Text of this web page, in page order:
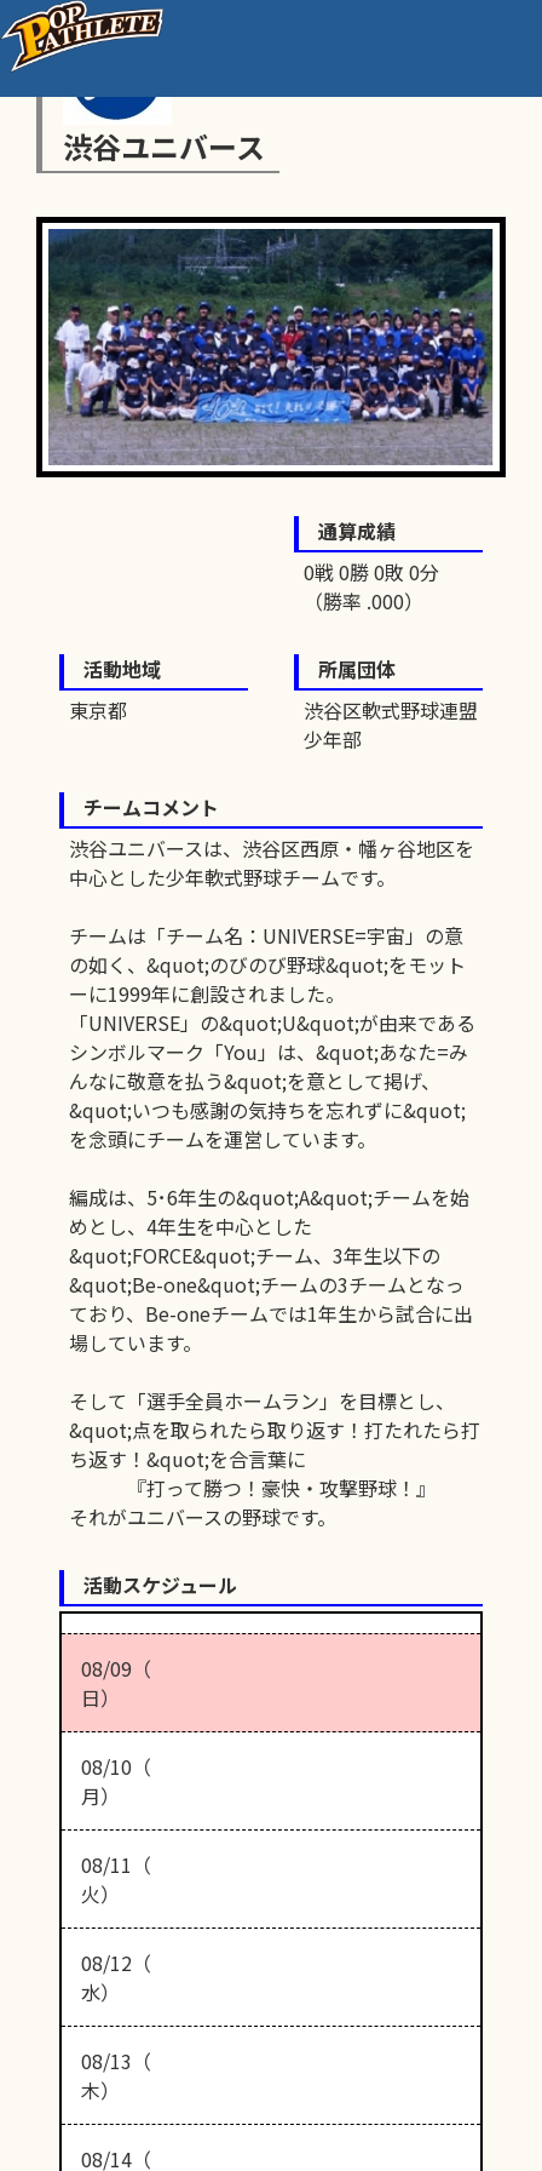
渋谷ユニバース
通算成績
0戦 0勝 0敗 0分
（勝率 .000）
活動地域
東京都
所属団体
渋谷区軟式野球連盟
少年部
チームコメント
渋谷ユニバースは、渋谷区西原・幡ヶ谷地区を
中心とした少年軟式野球チームです。
チームは「チーム名：UNIVERSE=宇宙」の意
の如く、&quot;のびのび野球&quot;をモット
ーに1999年に創設されました。
「UNIVERSE」の&quot;U&quot;が由来である
シンボルマーク「You」は、&quot;あなた=み
んなに敬意を払う&quot;を意として掲げ、
&quot;いつも感謝の気持ちを忘れずに&quot;
を念頭にチームを運営しています。
編成は、5･6年生の&quot;A&quot;チームを始
めとし、4年生を中心とした
&quot;FORCE&quot;チーム、3年生以下の
&quot;Be-one&quot;チームの3チームとなっ
ており、Be-oneチームでは1年生から試合に出
場しています。
そして「選手全員ホームラン」を目標とし、
&quot;点を取られたら取り返す！打たれたら打
ち返す！&quot;を合言葉に
『打って勝つ！豪快・攻撃野球！』
それがユニバースの野球です。
活動スケジュール
08/09（
日）
08/10（
月）
08/11（
火）
08/12（
水）
08/13（
木）
08/14（